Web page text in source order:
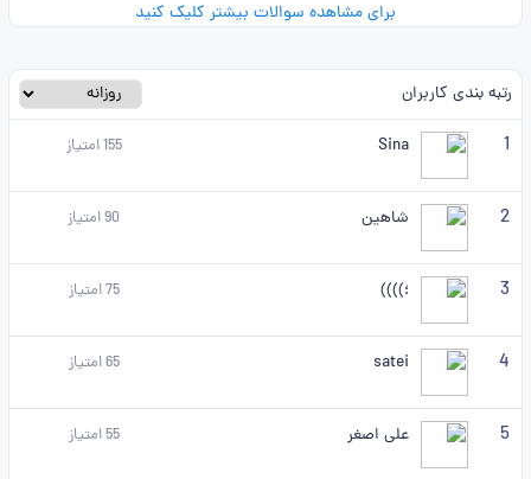
برای مشاهده سوالات بیشتر کلیک کنید
رتبه بندی کاربران
1
Sina
155امتیاز
2 شاهین 90امتیاز
3 ؛)))) 75امتیاز
4
satei
65امتیاز
5 علی اصغر 55امتیاز